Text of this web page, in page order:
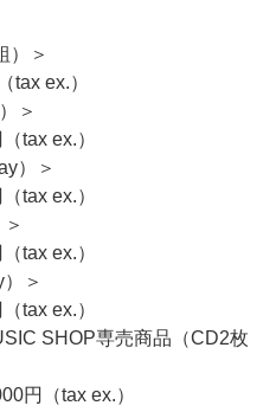
）＞
tax ex.）
＞
tax ex.）
）＞
tax ex.）
tax ex.）
＞
tax ex.）
SHOP専売商品（CD2枚
円（tax ex.）